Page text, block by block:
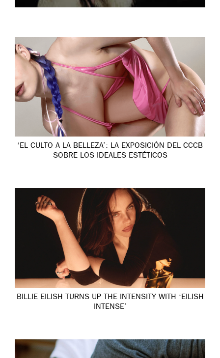
‘EL CULTO A LA BELLEZA’: LA EXPOSICIÓN DEL CCCB
SOBRE LOS IDEALES ESTÉTICOS
BILLIE EILISH TURNS UP THE INTENSITY WITH ‘EILISH
INTENSE’